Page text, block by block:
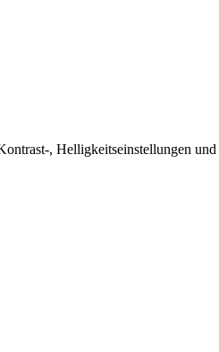
, Helligkeitseinstellungen